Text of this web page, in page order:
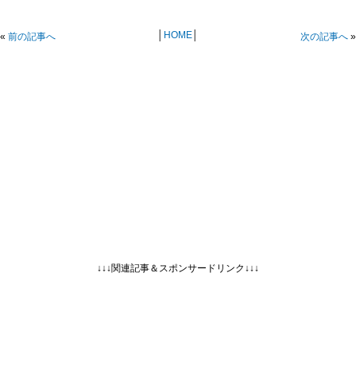
« 前の記事へ HOME│ 次の記事へ »
↓↓↓関連記事＆スポンサードリンク↓↓↓